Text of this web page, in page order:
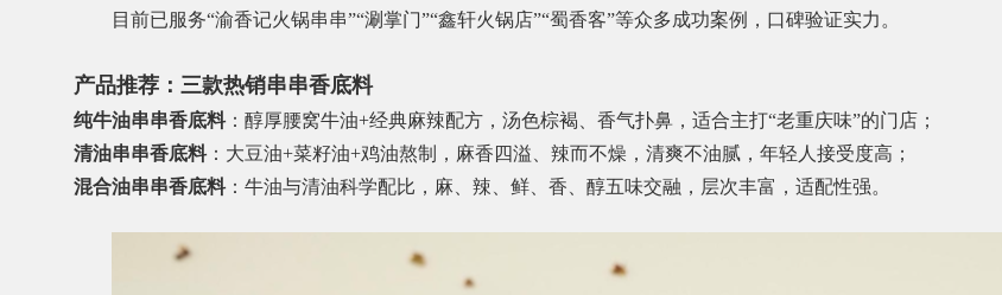
目前已服务“渝香记火锅串串”“涮掌门”“鑫轩火锅店”“蜀香客”等众多成功案例，口碑验证实力。
产品推荐：三款热销串串香底料
纯牛油串串香底料：醇厚腰窝牛油+经典麻辣配方，汤色棕褐、香气扑鼻，适合主打“老重庆味”的门店；
清油串串香底料：大豆油+菜籽油+鸡油熬制，麻香四溢、辣而不燥，清爽不油腻，年轻人接受度高；
混合油串串香底料：牛油与清油科学配比，麻、辣、鲜、香、醇五味交融，层次丰富，适配性强。